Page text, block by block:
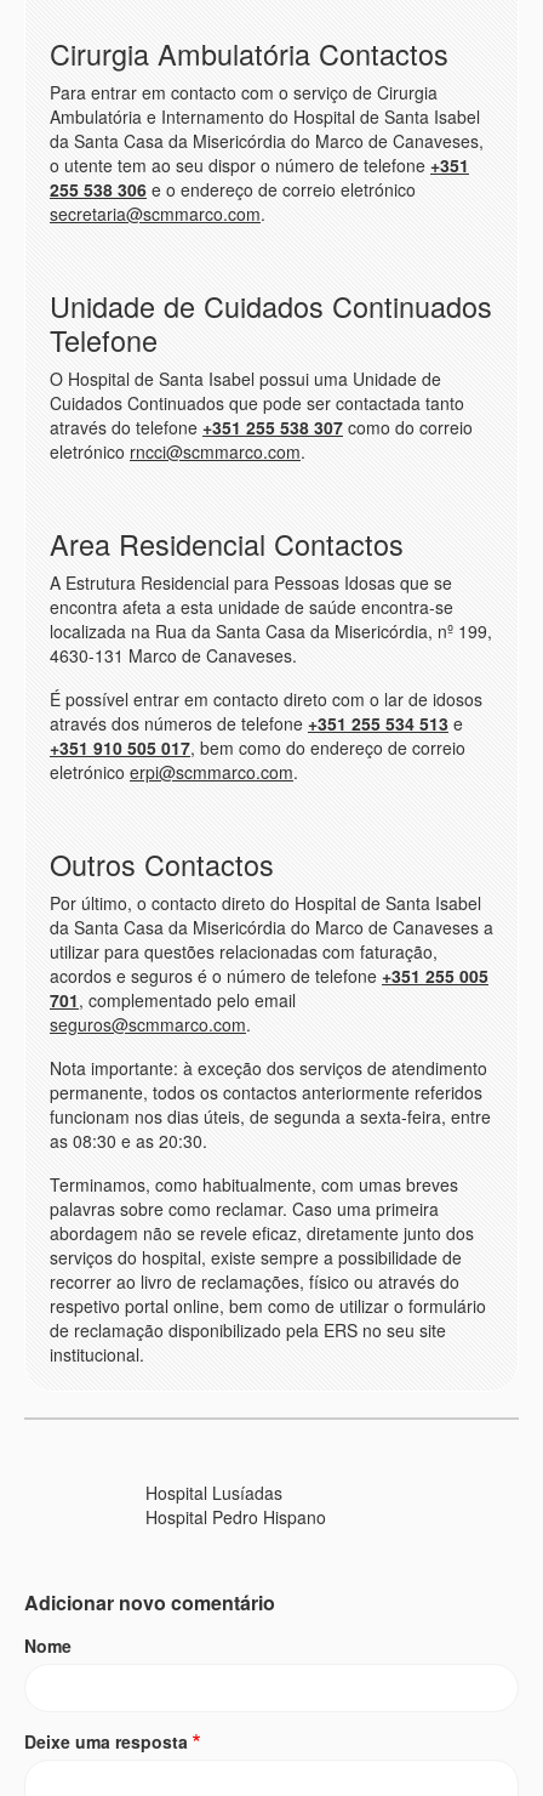
Cirurgia Ambulatória Contactos
Para entrar em contacto com o serviço de Cirurgia
Ambulatória e Internamento do Hospital de Santa Isabel
da Santa Casa da Misericórdia do Marco de Canaveses,
o utente tem ao seu dispor o número de telefone +351
255 538 306 e o endereço de correio eletrónico
secretaria@scmmarco.com.
Unidade de Cuidados Continuados
Telefone
O Hospital de Santa Isabel possui uma Unidade de
Cuidados Continuados que pode ser contactada tanto
através do telefone +351 255 538 307 como do correio
eletrónico rncci@scmmarco.com.
Area Residencial Contactos
A Estrutura Residencial para Pessoas Idosas que se
encontra afeta a esta unidade de saúde encontra-se
localizada na Rua da Santa Casa da Misericórdia, nº 199,
4630-131 Marco de Canaveses.
É possível entrar em contacto direto com o lar de idosos
através dos números de telefone +351 255 534 513 e
+351 910 505 017, bem como do endereço de correio
eletrónico erpi@scmmarco.com.
Outros Contactos
Por último, o contacto direto do Hospital de Santa Isabel
da Santa Casa da Misericórdia do Marco de Canaveses a
utilizar para questões relacionadas com faturação,
acordos e seguros é o número de telefone +351 255 005
701, complementado pelo email
seguros@scmmarco.com.
Nota importante: à exceção dos serviços de atendimento
permanente, todos os contactos anteriormente referidos
funcionam nos dias úteis, de segunda a sexta-feira, entre
as 08:30 e as 20:30.
Terminamos, como habitualmente, com umas breves
palavras sobre como reclamar. Caso uma primeira
abordagem não se revele eficaz, diretamente junto dos
serviços do hospital, existe sempre a possibilidade de
recorrer ao livro de reclamações, físico ou através do
respetivo portal online, bem como de utilizar o formulário
de reclamação disponibilizado pela ERS no seu site
institucional.
Hospital Lusíadas
Hospital Pedro Hispano
Adicionar novo comentário
Nome
Deixe uma resposta